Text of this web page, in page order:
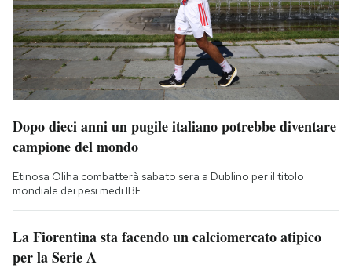
Dopo dieci anni un pugile italiano potrebbe diventare
campione del mondo
Etinosa Oliha combatterà sabato sera a Dublino per il titolo
mondiale dei pesi medi IBF
La Fiorentina sta facendo un calciomercato atipico
per la Serie A